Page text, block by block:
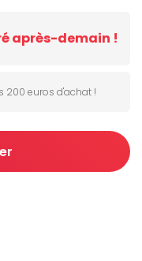
après-demain !
200 euros d'achat !